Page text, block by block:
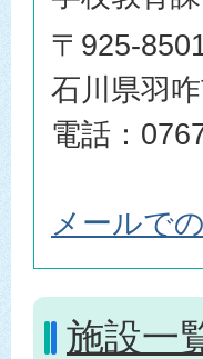
〒925-
石川県羽
電話：
メールで
施設一